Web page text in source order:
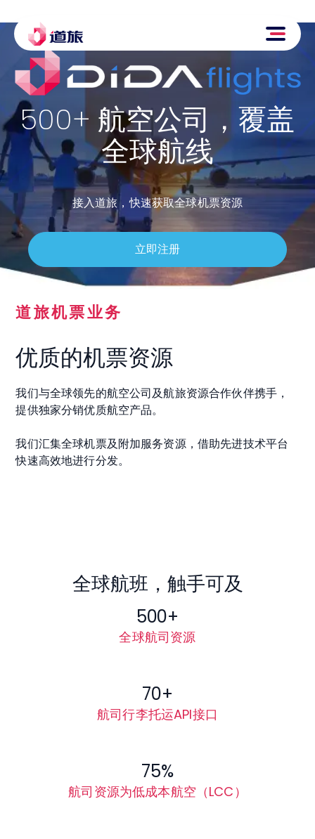
500+ 航空公司，覆盖
全球航线
接入道旅，快速获取全球机票资源
立即注册
道旅机票业务
优质的机票资源
我们与全球领先的航空公司及航旅资源合作伙伴携手，
提供独家分销优质航空产品。
我们汇集全球机票及附加服务资源，借助先进技术平台
快速高效地进行分发。
全球航班，触手可及
500+
全球航司资源
70+
航司行李托运API接口
75%
航司资源为低成本航空（LCC）